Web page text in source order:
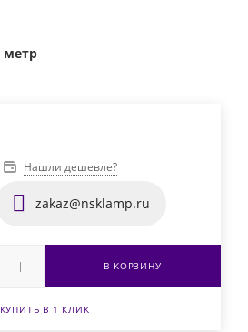
метр
Нашли дешевле?
zakaz@nsklamp.ru
В КОРЗИНУ
КУПИТЬ В 1 КЛИК